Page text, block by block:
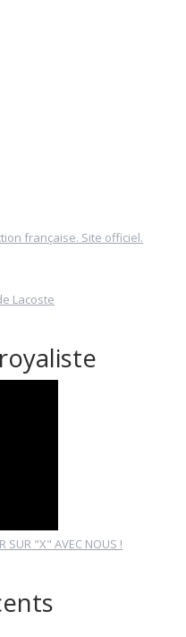
française. Site officiel.
Lacoste
SUR "X" AVEC NOUS !